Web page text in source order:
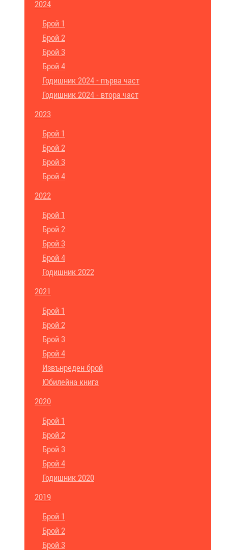
2024
Брой 1
Брой 2
Брой 3
Брой 4
Годишник 2024 - първа част
Годишник 2024 - втора част
2023
Брой 1
Брой 2
Брой 3
Брой 4
2022
Брой 1
Брой 2
Брой 3
Брой 4
Годишник 2022
2021
Брой 1
Брой 2
Брой 3
Брой 4
Извънреден брой
Юбилейна книга
2020
Брой 1
Брой 2
Брой 3
Брой 4
Годишник 2020
2019
Брой 1
Брой 2
Брой 3